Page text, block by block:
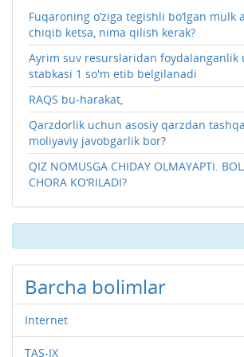
Fuqaroning o‘ziga tegishli bo‘lgan mulk
chiqib ketsa, nima qilish kerak?
Ayrim suv resurslaridan foydalanganlik
stabkasi 1 so'm etib belgilanadi
RAQS bu-harakat,
Qarzdorlik uchun asosiy qarzdan
moliyaviy javobgarlik bor?
QIZ NOMUSGA CHIDAY OLMAYAPTI.
CHORA KO‘RILADI?
Barcha bolimlar
Internet
TAS-IX